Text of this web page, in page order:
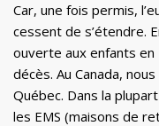
Car, une fois permis,
cessent de s’étendre.
ouverte aux enfants
décès. Au Canada,
Québec. Dans la
les EMS (maisons de